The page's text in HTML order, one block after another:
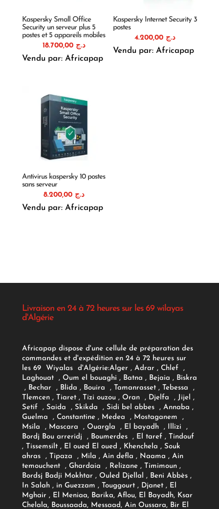
Kaspersky Small Office
Security un serveur plus 5
postes et 5 appareils mobiles
د.ج 18.700,00
Vendu par: Africapap
Kaspersky Internet Security 3
postes
د.ج
Vendu par: Africapap
Antivirus kaspersky 10 postes
sans serveur
د.ج 8.200,00
Vendu par: Africapap
Livraison en 24 à 72 heures sur les 69 wilayas
d'Algérie
Africapap dispose d'une cellule de préparation des
commandes et d'expédition en 24 à 72 heures sur
les 69 Wiyalas d'Algérie:Alger , Adrar, Chlef ,
Laghouat , Oum el bouaghi , Batna , Bejaia , Biskra
, Bechar , Blida , Bouira , Tamanrasset , Tebessa ,
Tlemcen , Tiaret , Tizi ouzou , Oran , Djelfa , Jijel ,
Setif , Saida , Skikda , Sidi bel abbes , Annaba ,
Guelma , Constantine , Medea , Mostaganem ,
Msila , Mascara , Ouargla , El bayadh , Illizi ,
Bordj Bou arreridj , Boumerdes , El taref , Tindouf
, Tissemsilt , El oued El oued , Khenchela , Souk
ahras , Tipaza , Mila , Ain defla , Naama , Ain
temouchent , Ghardaia , Relizane , Timimoun ,
Bordsj Badji Mokhtar , Ouled Djellal , Beni Abbès ,
In Salah , in Guezzam , Touggourt , Djanet , El
Mghair , El Meniaa, Barika, Aflou, El Bayadh, Ksar
Chelala, Boussaada, Messaad, Ain Oussara, Bir El